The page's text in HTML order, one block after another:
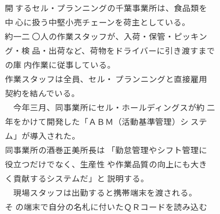
開 するセル・プランニングの千葉事業所は、食品類を
中 心に扱う中堅小売チェーンを荷主としている。
約一二 〇人の作業スタッフが、入荷・保管・ピッキン
グ・検 品・出荷など、荷物をドライバーに引き渡すまで
の庫 内作業に従事している。
作業スタッフは全員、セル・ プランニングと直接雇用
契約を結んでいる。
今年三月、同事業所にセル・ホールディングスが約 二
年をかけて開発した「ＡＢＭ（活動基準管理）シ ステ
ム」が導入された。
同事業所の酒巻正美所長は 「勤怠管理やシフト管理に
役立つだけでなく、生産性 や作業品質の向上にも大き
く貢献するシステムだ」と 説明する。
現場スタッフは出勤すると携帯端末を渡される。
そ の端末で自分の名札に付いたＱＲコードを読み込む